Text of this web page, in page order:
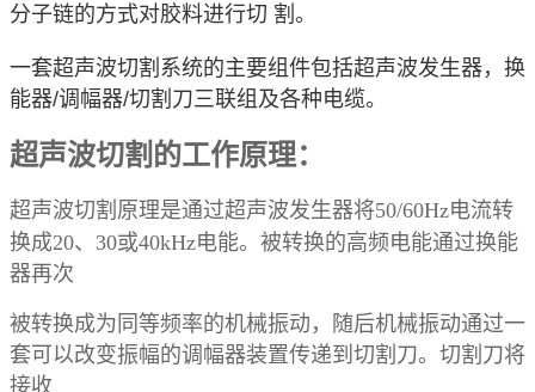
分子链的方式对胶料进行切 割。
一套超声波切割系统的主要组件包括超声波发生器，换
能器/调幅器/切割刀三联组及各种电缆。
超声波切割的工作原理：
超声波切割原理是通过超声波发生器将50/60Hz电流转
换成20、30或40kHz电能。被转换的高频电能通过换能
器再次
被转换成为同等频率的机械振动，随后机械振动通过一
套可以改变振幅的调幅器装置传递到切割刀。切割刀将
接收